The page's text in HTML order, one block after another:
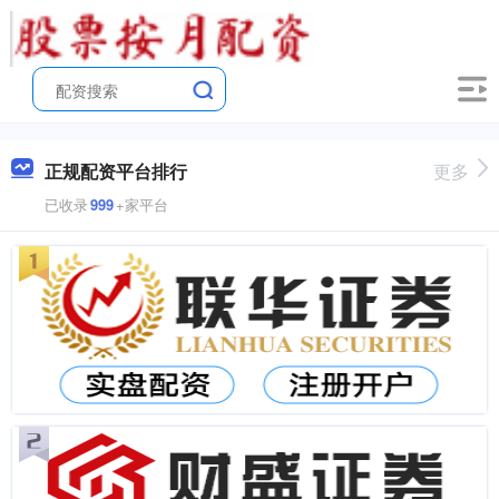
正规配资平台排行
已收录999+家平台
更多